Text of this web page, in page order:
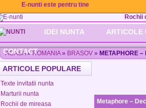
E-nunti este pentru tine
Rochii
IDEI NUNTA ARTICOLE
CONTACT
ACASA»ROMANIA» BRASOV» METAPHORE
ARTICOLE POPULARE
Texte invitatii nunta
Marturii nunta
Rochii de mireasa
Metaphore –